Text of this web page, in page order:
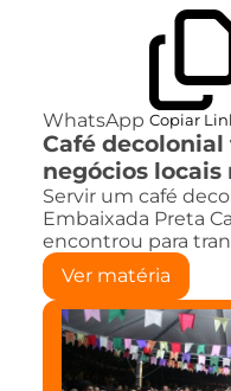
WhatsApp Copiar
Café
negócios locais
Servir um café
Embaixada Preta
encontrou para
Ver matéria